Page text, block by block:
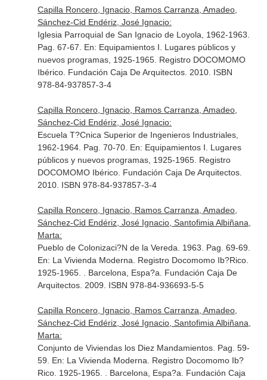
Capilla Roncero, Ignacio, Ramos Carranza, Amadeo,
Sánchez-Cid Endériz, José Ignacio:
Iglesia Parroquial de San Ignacio de Loyola, 1962-1963.
Pag. 67-67. En: Equipamientos I. Lugares públicos y
nuevos programas, 1925-1965. Registro DOCOMOMO
Ibérico. Fundación Caja De Arquitectos. 2010. ISBN
978-84-937857-3-4
Capilla Roncero, Ignacio, Ramos Carranza, Amadeo,
Sánchez-Cid Endériz, José Ignacio:
Escuela T?Cnica Superior de Ingenieros Industriales,
1962-1964. Pag. 70-70. En: Equipamientos I. Lugares
públicos y nuevos programas, 1925-1965. Registro
DOCOMOMO Ibérico. Fundación Caja De Arquitectos.
2010. ISBN 978-84-937857-3-4
Capilla Roncero, Ignacio, Ramos Carranza, Amadeo,
Sánchez-Cid Endériz, José Ignacio, Santofimia Albiñana,
Marta:
Pueblo de Colonizaci?N de la Vereda. 1963. Pag. 69-69.
En: La Vivienda Moderna. Registro Docomomo Ib?Rico.
1925-1965. . Barcelona, Espa?a. Fundación Caja De
Arquitectos. 2009. ISBN 978-84-936693-5-5
Capilla Roncero, Ignacio, Ramos Carranza, Amadeo,
Sánchez-Cid Endériz, José Ignacio, Santofimia Albiñana,
Marta:
Conjunto de Viviendas los Diez Mandamientos. Pag. 59-
59. En: La Vivienda Moderna. Registro Docomomo Ib?
Rico. 1925-1965. . Barcelona, Espa?a. Fundación Caja